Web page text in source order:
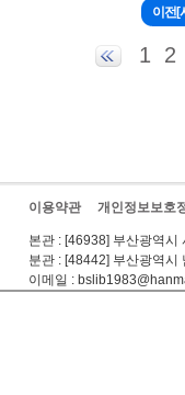
1 2
이용약관 개인정보보호
본관 : [46938] 부산광역시
분관 : [48442] 부산광역시
이메일 :